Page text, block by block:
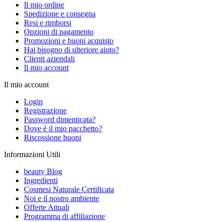
Il mio ordine
Spedizione e consegna
Resi e rimborsi
Opzioni di pagamento
Promozioni e buoni acquisto
Hai bisogno di ulteriore aiuto?
Clienti aziendali
Il mio account
Il mio account
Login
Registrazione
Password dimenticata?
Dove è il mio pacchetto?
Riscossione buoni
Informazioni Utili
beauty Blog
Ingredienti
Cosmesi Naturale Certificata
Noi e il nostro ambiente
Offerte Attuali
Programma di affiliazione